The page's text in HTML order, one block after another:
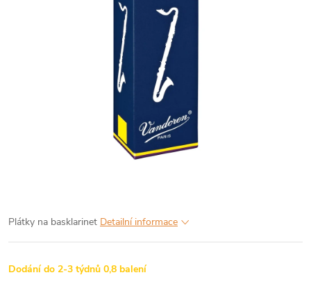
Plátky na basklarinet Detailní informace
Dodání do 2-3 týdnů 0,8 balení